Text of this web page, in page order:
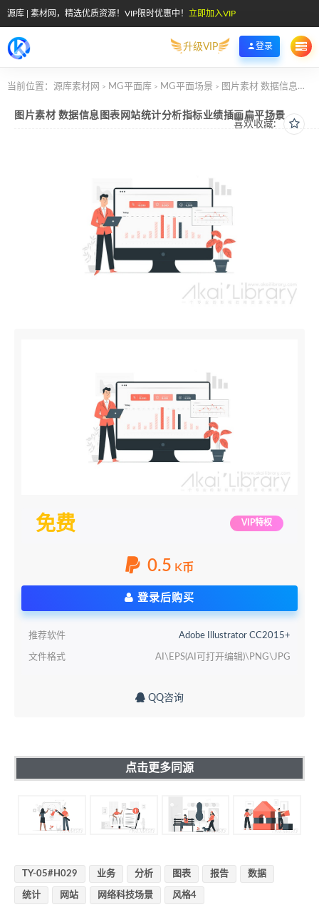
源库 | 素材网，精选优质资源！VIP限时优惠中！ 立即加入VIP
升级VIP 登录
当前位置： 源库素材网 > MG平面库 > MG平面场景 > 图片素材 数据信息图表网站统计分析指标业绩插画扁平场景
喜欢收藏:
图片素材 数据信息图表网站统计分析指标业绩插画扁平场景
免费 VIP特权
0.5 K币
登录后购买
推荐软件 Adobe Illustrator CC2015+
文件格式 AI\EPS(AI可打开编辑)\PNG\JPG
QQ咨询
点击更多同源
TY-05#H029 业务 分析 图表 报告 数据
统计 网站 网络科技场景 风格4